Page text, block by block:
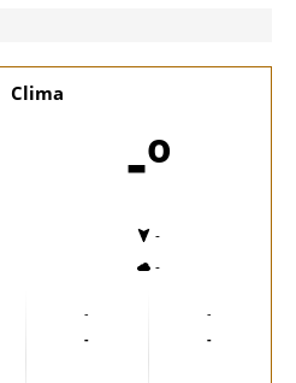
Clima
-º
-
-
-
-
-
-